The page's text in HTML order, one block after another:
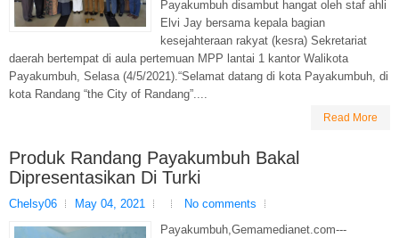
Payakumbuh disambut hangat oleh staf ahli
Elvi Jay bersama kepala bagian
kesejahteraan rakyat (kesra) Sekretariat
daerah bertempat di aula pertemuan MPP lantai 1 kantor Walikota
Payakumbuh, Selasa (4/5/2021).“Selamat datang di kota Payakumbuh, di
kota Randang “the City of Randang”....
Read More
Produk Randang Payakumbuh Bakal
Dipresentasikan Di Turki
Chelsy06 May 04, 2021
No comments
Payakumbuh,Gemamedianet.com---